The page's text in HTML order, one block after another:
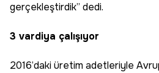
gerçekleştirdik” dedi.
3 vardiya çalışıyor
2016’daki üretim adetleriyle